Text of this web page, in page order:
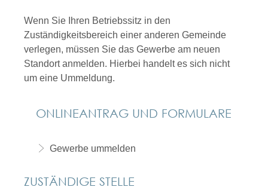
Wenn Sie Ihren Betriebssitz in den
Zuständigkeitsbereich einer anderen Gemeinde
verlegen, müssen Sie das Gewerbe am neuen
Standort anmelden. Hierbei handelt es sich nicht
um eine Ummeldung.
ONLINEANTRAG UND FORMULARE
Gewerbe ummelden
ZUSTÄNDIGE STELLE